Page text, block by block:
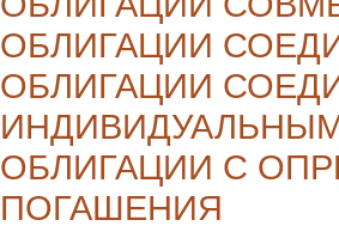
ОБЛИГАЦИИ
ОБЛИГАЦИИ
ОБЛИГАЦИИ С
ПОГАШЕНИЯ